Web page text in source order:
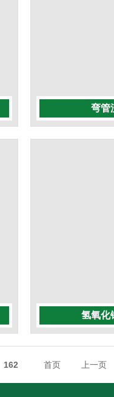
弯管
氢氧化
162 首页 上一页